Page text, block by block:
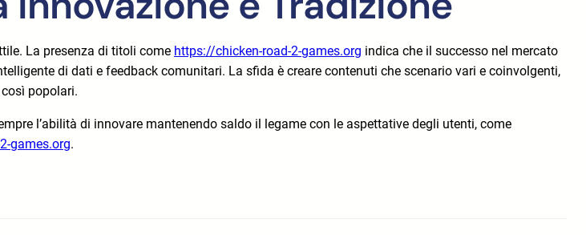
La presenza di titoli come https://chicken-road-2-games.org indica che il successo nel mercato
di dati e feedback comunitari. La sfida è creare contenuti che scenario vari e coinvolgenti,
popolari.
l’abilità di innovare mantenendo saldo il legame con le aspettative degli utenti, come
games.org.